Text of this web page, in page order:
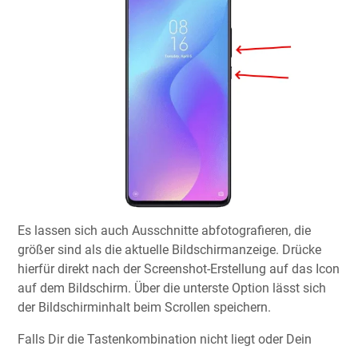
Es lassen sich auch Ausschnitte abfotografieren, die
größer sind als die aktuelle Bildschirmanzeige. Drücke
hierfür direkt nach der Screenshot-Erstellung auf das Icon
auf dem Bildschirm. Über die unterste Option lässt sich
der Bildschirminhalt beim Scrollen speichern.
Falls Dir die Tastenkombination nicht liegt oder Dein